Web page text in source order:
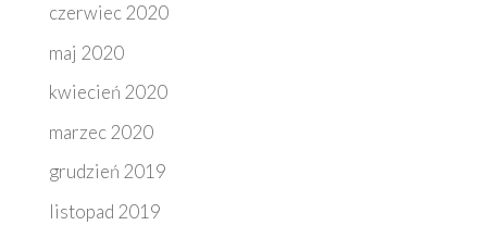
czerwiec 2020
maj 2020
kwiecień 2020
marzec 2020
grudzień 2019
listopad 2019